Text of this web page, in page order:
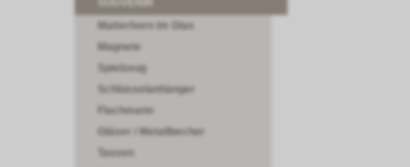
Matterhorn im Glas
Magnete
Spielzeug
Schlüsselanhänger
Flachmann
Gläser / Metallbecher
Tassen